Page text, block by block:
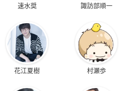
速水奨 諏訪部順一
花江夏樹 村瀬歩